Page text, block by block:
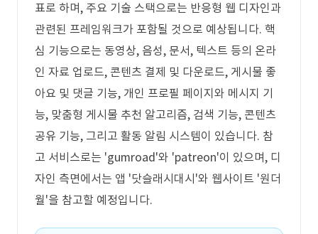
표로 하며, 주요 기술 스택으로는 반응형 웹 디자인과
관련된 프레임워크가 포함될 것으로 예상됩니다. 핵
심 기능으로는 동영상, 음성, 문서, 텍스트 등의 온라
인 자료 업로드, 콘텐츠 결제 및 다운로드, 게시물 좋
아요 및 댓글 기능, 개인 프로필 페이지와 메시지 기
능, 맞춤형 게시물 추천 알고리즘, 검색 기능, 콘텐츠
공유 기능, 그리고 활동 알림 시스템이 있습니다. 참
고 서비스로는 'gumroad'와 'patreon'이 있으며, 디
자인 측면에서는 앱 '닷슬래시대시'와 웹사이트 '원더
월'을 참고할 예정입니다.